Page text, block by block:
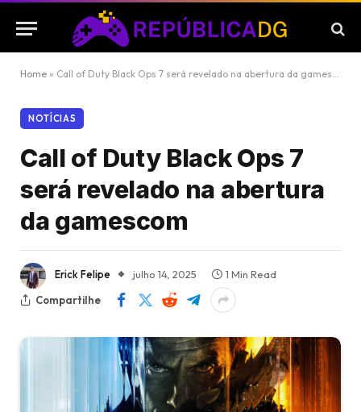
Home » Call of Duty Black Ops 7 será revelado na abertura da gamescom
NOTÍCIAS
Call of Duty Black Ops 7
será revelado na abertura
da gamescom
Erick Felipe julho 14, 2025
1 Min Read
Compartilhe